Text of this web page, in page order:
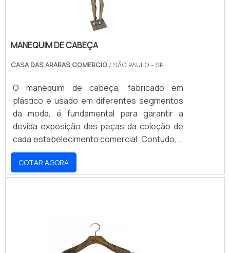
MANEQUIM DE CABEÇA
CASA DAS ARARAS COMERCIO / SÃO PAULO - SP
O manequim de cabeça, fabricado em
plástico e usado em diferentes segmentos
da moda, é fundamental para garantir a
devida exposição das peças da coleção de
cada estabelecimento comercial. Contudo, é
importante que os lojistas contem com
parcerias confiáveis e vantajosas para o
fornecimento desses expositores tão
investigar é se a empresa responsável pela
comercialização dos man.
COTAR AGORA